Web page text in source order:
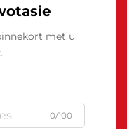
met u
0/100